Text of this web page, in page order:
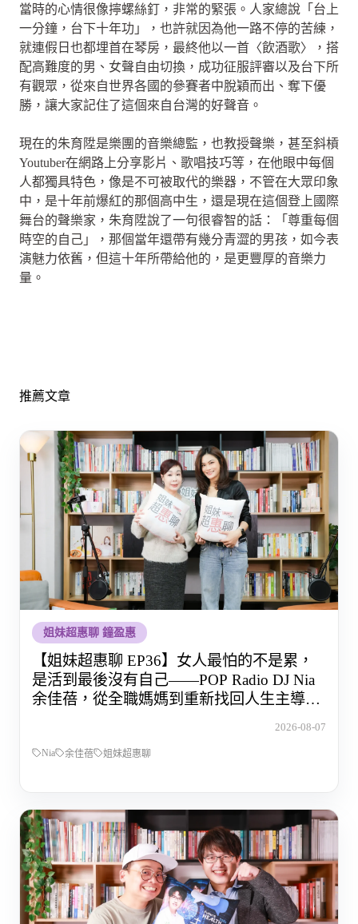
當時的心情很像擰螺絲釘，非常的緊張。人家總說「台上
一分鐘，台下十年功」，也許就因為他一路不停的苦練，
就連假日也都埋首在琴房，最終他以一首〈飲酒歌〉，搭
配高難度的男、女聲自由切換，成功征服評審以及台下所
有觀眾，從來自世界各國的參賽者中脫穎而出、奪下優
勝，讓大家記住了這個來自台灣的好聲音。
現在的朱育陞是樂團的音樂總監，也教授聲樂，甚至斜槓
Youtuber在網路上分享影片、歌唱技巧等，在他眼中每個
人都獨具特色，像是不可被取代的樂器，不管在大眾印象
中，是十年前爆紅的那個高中生，還是現在這個登上國際
舞台的聲樂家，朱育陞說了一句很睿智的話：「尊重每個
時空的自己」，那個當年還帶有幾分青澀的男孩，如今表
演魅力依舊，但這十年所帶給他的，是更豐厚的音樂力
量。
推薦文章
姐妹超惠聊 鐘盈惠
【姐妹超惠聊 EP36】女人最怕的不是累，
是活到最後沒有自己——POP Radio DJ Nia
余佳蓓，從全職媽媽到重新找回人生主導權
2026-08-07
Nia 余佳蓓 姐妹超惠聊